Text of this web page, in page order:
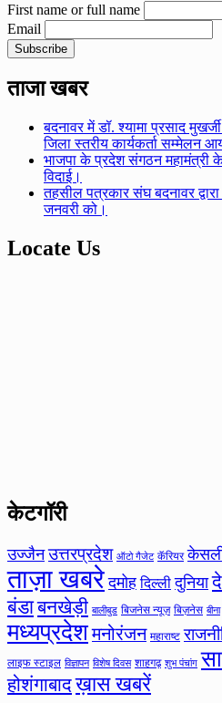
First name or full name
Email
ताजा खबर
बदनावर में डॉ. श्यामा प्रसाद
जिला स्तरीय कार्यकर्ता सम्मेलन
भाजपा के प्रदेश संगठन महामंत्री के
विदाई।
तहसील पत्रकार संघ बदनावर
जनवरी को।
Locate Us
केटगॉरी
उज्जैन उत्तरप्रदेश ऑटो गैजेट कॅरियर
ताज़ा खबरे दमोह दिल्ली दुनिया
बंडाबनखेड़ी बालीबुड बिजनेस न्यूज़ बिज़नेस बीना
मध्यप्रदेशमनोरंजन महाराष्ट
लाइफ स्टाइल विज्ञापन विशेष दिवस शाहगढ़ शुभ पंचांग
होशंगाबादख़ास खबरें